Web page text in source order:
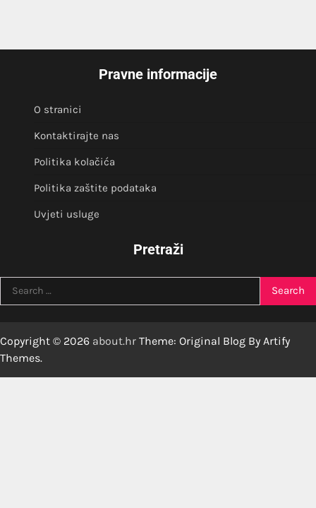
Pravne informacije
O stranici
Kontaktirajte nas
Politika kolačića
Politika zaštite podataka
Uvjeti usluge
Pretraži
Copyright © 2026 about.hr Theme: Original Blog By Artify
Themes.